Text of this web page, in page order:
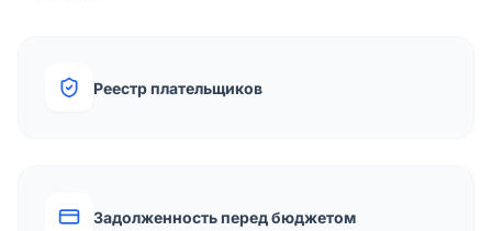
Реестр плательщиков
Задолженность перед бюджетом